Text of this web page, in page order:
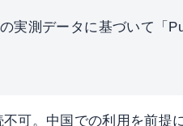
実測データに基づいて「
可。中国での利用を前提